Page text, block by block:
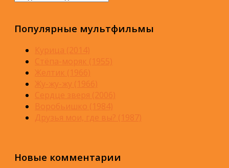
Популярные мультфильмы
Курица (2014)
Стёпа-моряк (1955)
Желтик (1966)
Жу-жу-жу (1966)
Сердце зверя (2006)
Воробьишко (1984)
Друзья мои, где вы? (1987)
Новые комментарии